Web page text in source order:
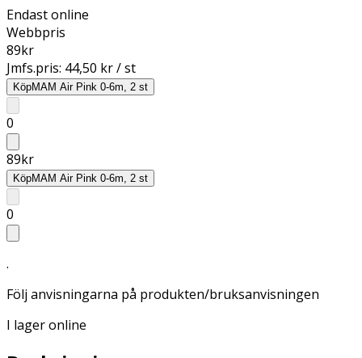
Endast online
Webbpris
89kr
Jmfs.pris: 44,50 kr / st
KöpMAM Air Pink 0-6m, 2 st
0
89kr
KöpMAM Air Pink 0-6m, 2 st
0
.
Följ anvisningarna på produkten/bruksanvisningen
I lager online